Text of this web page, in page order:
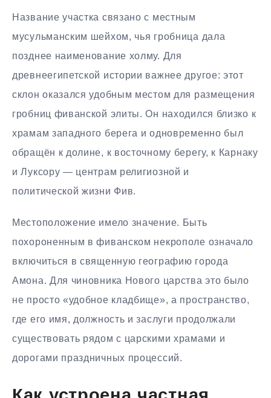
Название участка связано с местным
мусульманским шейхом, чья гробница дала
позднее наименование холму. Для
древнеегипетской истории важнее другое: этот
склон оказался удобным местом для размещения
гробниц фиванской элиты. Он находился близко к
храмам западного берега и одновременно был
обращён к долине, к восточному берегу, к Карнаку
и Луксору — центрам религиозной и
политической жизни Фив.
Местоположение имело значение. Быть
похороненным в фиванском некрополе означало
включиться в священную географию города
Амона. Для чиновника Нового царства это было
не просто «удобное кладбище», а пространство,
где его имя, должность и заслуги продолжали
существовать рядом с царскими храмами и
дорогами праздничных процессий.